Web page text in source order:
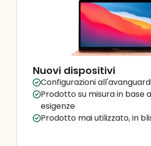
Nuovi dispositivi
Configurazioni
Prodotto su misura in base
esigenze
Prodotto mai utilizzato, in